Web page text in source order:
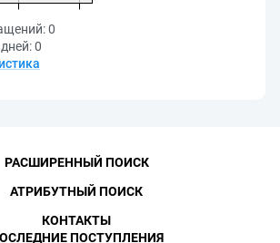
0
0
РАСШИРЕННЫЙ ПОИСК
АТРИБУТНЫЙ ПОИСК
КОНТАКТЫ
ПОСТУПЛЕНИЯ